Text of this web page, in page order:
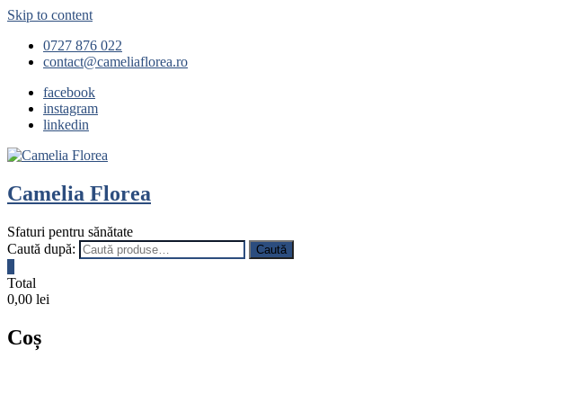
Skip to content
0727 876 022
contact@cameliaflorea.ro
facebook
instagram
linkedin
Camelia Florea
Sfaturi pentru sănătate
Caută după:
Caută
Total
0,00 lei
Coș